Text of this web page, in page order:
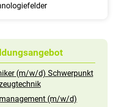
(m/w/d) Schwerpunkt
(m/w/d)